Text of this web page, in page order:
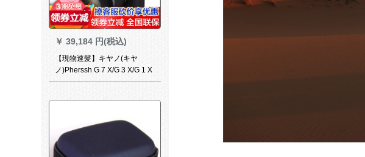
￥ 39,184 円(税込)
【現物速髪】キヤノ(キヤ
ノ)Pherssh G 7 X/G 3 X/G 1 X
3/G 9 X 2デギガカルショル3 X